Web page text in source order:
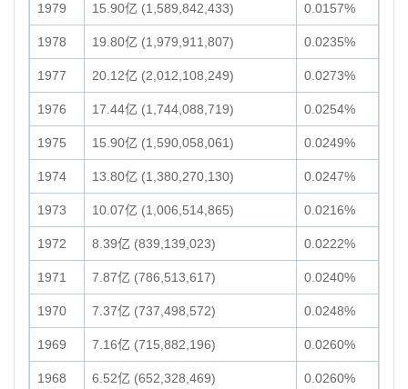
1979 15.90亿 (1,589,842,433) 0.0157%
1978 19.80亿 (1,979,911,807) 0.0235%
1977 20.12亿 (2,012,108,249) 0.0273%
1976 17.44亿 (1,744,088,719) 0.0254%
1975 15.90亿 (1,590,058,061) 0.0249%
1974 13.80亿 (1,380,270,130) 0.0247%
1973 10.07亿 (1,006,514,865) 0.0216%
1972 8.39亿 (839,139,023) 0.0222%
1971 7.87亿 (786,513,617) 0.0240%
1970 7.37亿 (737,498,572) 0.0248%
1969 7.16亿 (715,882,196) 0.0260%
1968 6.52亿 (652,328,469) 0.0260%